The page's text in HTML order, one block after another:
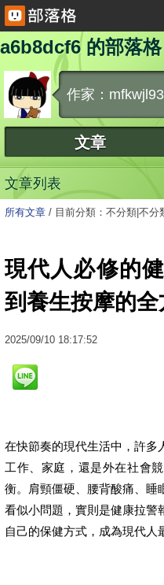
a6b8dcf6 的部落格
作家：
文章
文章列表
所有文章 / 目前分類：不分類|不分
現代人必修的
到養生按摩的
2025/09/10 18:17:52
在快節奏的現代生活中，許多
工作、家庭，還是外在社會
衡。肩頸僵硬、腰背酸痛、睡
看似小問題，實則是健康拉警
自己的保健方式，成為現代人